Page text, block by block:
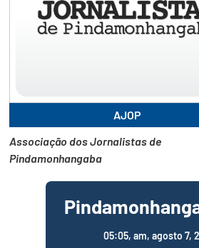
AJOP
Associação dos Jornalistas de
Pindamonhangaba
05:05, am, agosto 7,